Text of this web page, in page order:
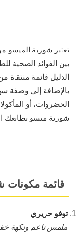
تعتبر شوربة الميسو
بين الفوائد الصحية
الدليل قائمة منتقاة
الخضروات، أو
شوربة ميسو بطابعك
قائمة مكونات
توفو حريري
ملمس ناعم ونكهة